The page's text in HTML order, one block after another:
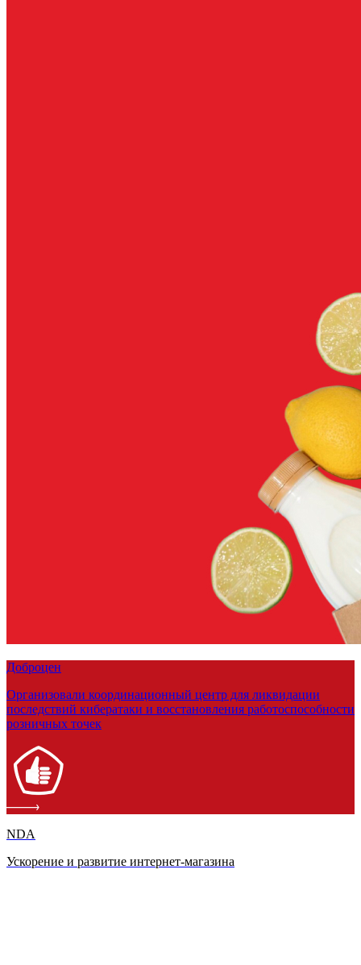
Доброцен
Организовали координационный центр для ликвидации
последствий кибератаки и восстановления работоспособности
розничных точек
NDA
Ускорение и развитие интернет-магазина